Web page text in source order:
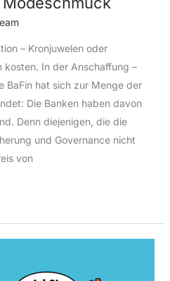
– Kronjuwelen oder
kosten. In der Anschaffung –
BaFin hat sich zur Menge der
Die Banken haben davon
Denn diejenigen, die die
und Governance nicht
von